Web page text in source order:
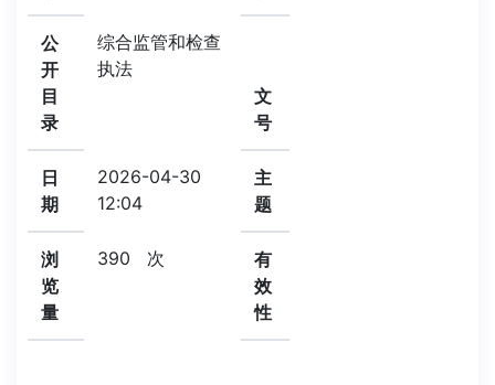
公
开
目
录
综合监管和检查
执法
文
号
日
期
2026-04-30
12:04
主
题
浏
览
量
390 次
有
效
性